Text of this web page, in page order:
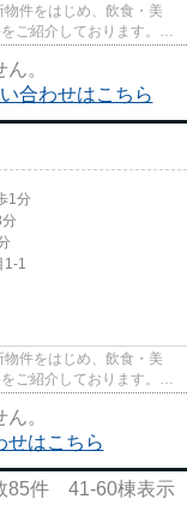
件をはじめ、飲食・美
ご紹介しております。
。
合わせはこちら
1分
分
1-1
件をはじめ、飲食・美
ご紹介しております。
。
せはこちら
85件 41-60棟表示